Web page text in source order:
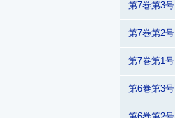
第7巻第3号
第7巻第2号
第7巻第1号
第6巻第3号